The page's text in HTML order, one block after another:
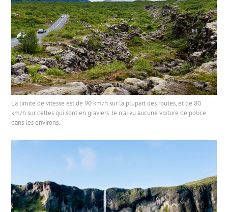
La limite de vitesse est de 90 km/h sur la plupart des routes, et de 80
km/h sur celles qui sont en graviers. Je n’ai vu aucune voiture de police
dans les environs.